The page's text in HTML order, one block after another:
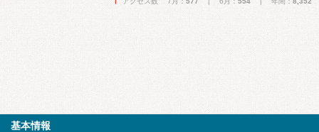
基本情報